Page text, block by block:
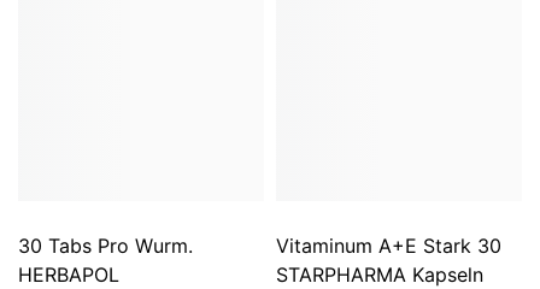
30 Tabs Pro Wurm.
HERBAPOL
Vitaminum A+E Stark 30
STARPHARMA Kapseln